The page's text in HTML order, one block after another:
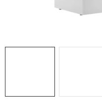
Akce Doprava